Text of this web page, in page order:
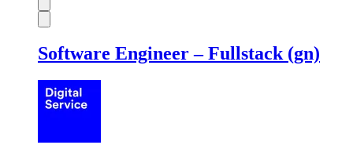
Software Engineer – Fullstack (gn)